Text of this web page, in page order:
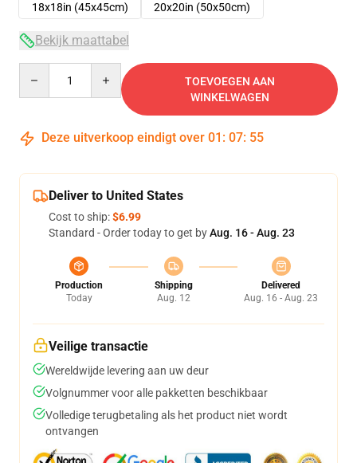
18x18in (45x45cm)
20x20in (50x50cm)
Bekijk maattabel
TOEVOEGEN AAN
WINKELWAGEN
Deze uitverkoop eindigt over 01 : 07: 54
Deliver to United States
Cost to ship:$6.99
Standard - Order today to get byAug. 16 - Aug. 23
Production
Today
Shipping
Aug. 12
Delivered
Aug. 16 - Aug. 23
Veilige transactie
Wereldwijde levering aan uw deur
Volgnummer voor alle pakketten beschikbaar
Volledige terugbetaling als het product niet wordt
ontvangen